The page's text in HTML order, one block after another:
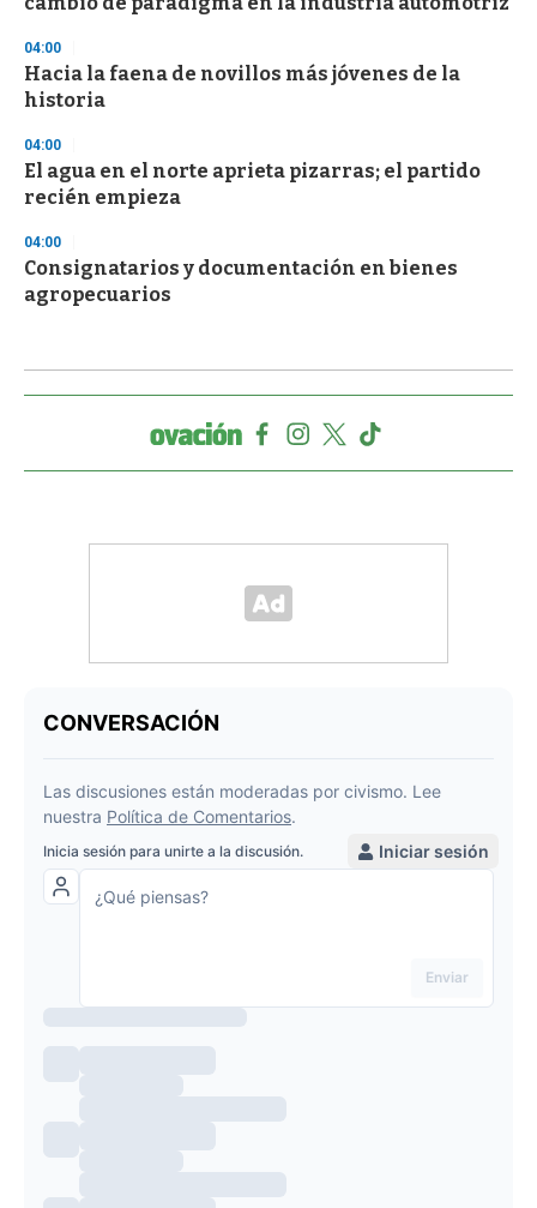
04:00
Hacia la faena de novillos más jóvenes de la
historia
04:00
El agua en el norte aprieta pizarras; el partido
recién empieza
04:00
Consignatarios y documentación en bienes
agropecuarios